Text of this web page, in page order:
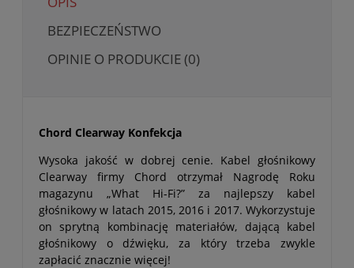
BEZPIECZEŃSTWO
OPINIE O PRODUKCIE (0)
Chord Clearway Konfekcja
Wysoka jakość w dobrej cenie. Kabel głośnikowy
Clearway firmy Chord otrzymał Nagrodę Roku
magazynu „What Hi-Fi?” za najlepszy kabel
głośnikowy w latach 2015, 2016 i 2017. Wykorzystuje
on sprytną kombinację materiałów, dającą kabel
głośnikowy o dźwięku, za który trzeba zwykle
zapłacić znacznie więcej!